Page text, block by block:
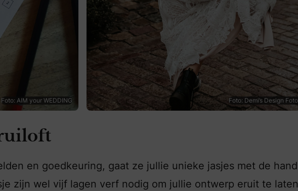
Foto: AIM your WEDDING Foto: Demi’s Design
en goedkeuring, gaat ze jullie unieke jasjes met de hand
zijn wel vijf lagen verf nodig om jullie ontwerp eruit te laten